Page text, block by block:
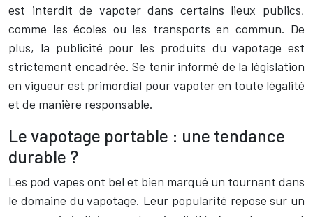
est interdit de vapoter dans certains lieux publics,
comme les écoles ou les transports en commun. De
plus, la publicité pour les produits du vapotage est
strictement encadrée. Se tenir informé de la législation
en vigueur est primordial pour vapoter en toute légalité
et de manière responsable.
Le vapotage portable : une tendance
durable ?
Les pod vapes ont bel et bien marqué un tournant dans
le domaine du vapotage. Leur popularité repose sur un